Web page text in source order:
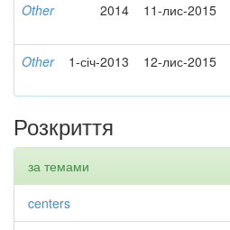
Other 2014 11-лис-2015
Other 1-січ-2013 12-лис-2015
Розкриття
за темами
centers